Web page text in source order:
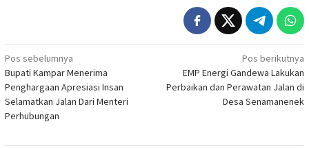
Navigasi
pos
Pos sebelumnya
Bupati Kampar Menerima
Penghargaan Apresiasi Insan
Selamatkan Jalan Dari Menteri
Perhubungan
Pos berikutnya
EMP Energi Gandewa Lakukan
Perbaikan dan Perawatan Jalan di
Desa Senamanenek